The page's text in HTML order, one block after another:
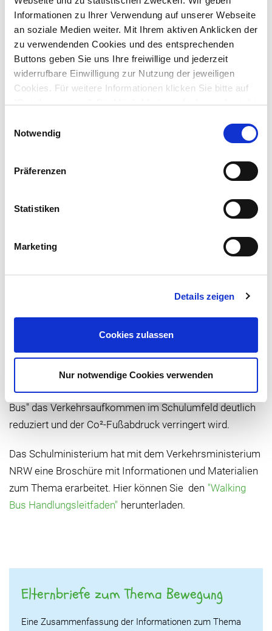
Informationen zu Ihrer Verwendung auf unserer Webseite
an soziale Medien weiter. Mit Ihrem aktiven Anklicken der
zu verwendenden Cookies und des entsprechenden
Buttons geben Sie uns Ihre freiwillige und jederzeit
widerrufbare Einwilligung zur Nutzung der jeweiligen
Cookies. Für weitere Informationen klicken Sie bitte auf
"Details anzeigen". Die Möglichkeit zur Änderung besteht
Datenschutzerklärung
Notwendig
Präferenzen
Statistiken
Marketing
Details zeigen
Cookies zulassen
Nur notwendige Cookies verwenden
Walking Bus
© Lisa Boy
Walking-
Walking Bus"
Konzept verbindet Bewegung, Sicherheit und
Die Kinder sind schon vor dem Unterricht körperlich
aktiv und können an der frischen Luft die letzte Müdigkeit
abschütteln. Auch lernen sie mit dem"Walking-Bus" sich
auf ihrem Schulweg sicher im Verkehr zu bewegen.
Weitere positive Effekte sind, dass durch den "Walking
Bus" das Verkehrsaufkommen im Schulumfeld deutlich
reduziert und der Co²-Fußabdruck verringert wird.
Das Schulministerium hat mit dem Verkehrsministerium
NRW eine Broschüre mit Informationen und Materialien
zum Thema erarbeitet. Hier können Sie den "Walking
Bus Handlungsleitfaden" herunterladen.
Elternbriefe zum Thema Bewegung
Eine Zusammenfassung der Informationen zum Thema